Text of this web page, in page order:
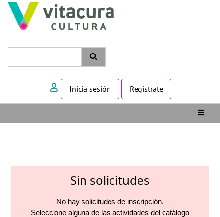
Inicia sesión Regístrate
Sin solicitudes
No hay solicitudes de inscripción.
Seleccione alguna de las actividades del catálogo